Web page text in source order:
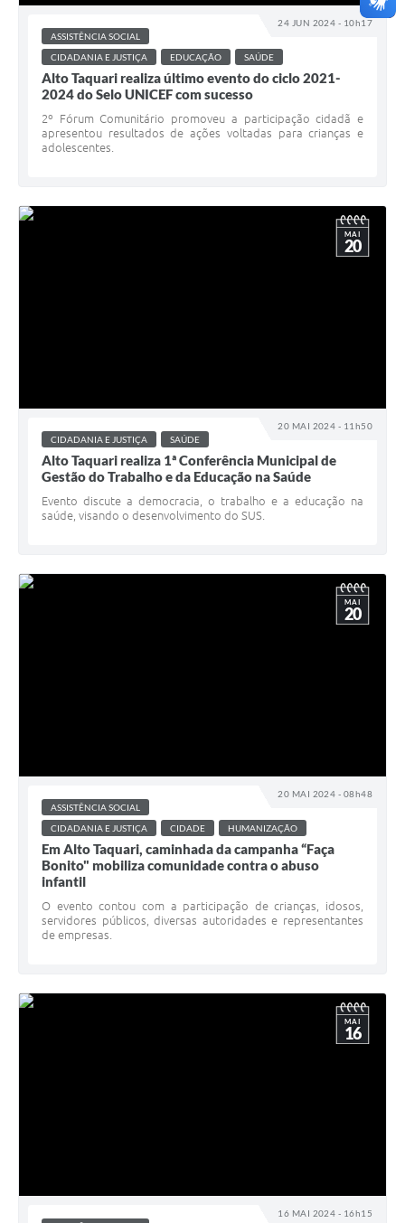
24 JUN 2024 - 10h17
ASSISTÊNCIA SOCIAL
CIDADANIA E JUSTIÇA
EDUCAÇÃO SAÚDE
Alto Taquari realiza último evento do ciclo 2021-
2024 do Selo UNICEF com sucesso
2º Fórum Comunitário promoveu a participação cidadã e
apresentou resultados de ações voltadas para crianças e
adolescentes.
20 MAI 2024 - 11h50
MAI
20
CIDADANIA E JUSTIÇA SAÚDE
Alto Taquari realiza 1ª Conferência Municipal de
Gestão do Trabalho e da Educação na Saúde
Evento discute a democracia, o trabalho e a educação na
saúde, visando o desenvolvimento do SUS.
20 MAI 2024 - 08h48
MAI
20
ASSISTÊNCIA SOCIAL
CIDADANIA E JUSTIÇA
CIDADE HUMANIZAÇÃO
Em Alto Taquari, caminhada da campanha “Faça
Bonito" mobiliza comunidade contra o abuso
infantil
O evento contou com a participação de crianças, idosos,
servidores públicos, diversas autoridades e representantes
de empresas.
16 MAI 2024 - 16h15
MAI
16